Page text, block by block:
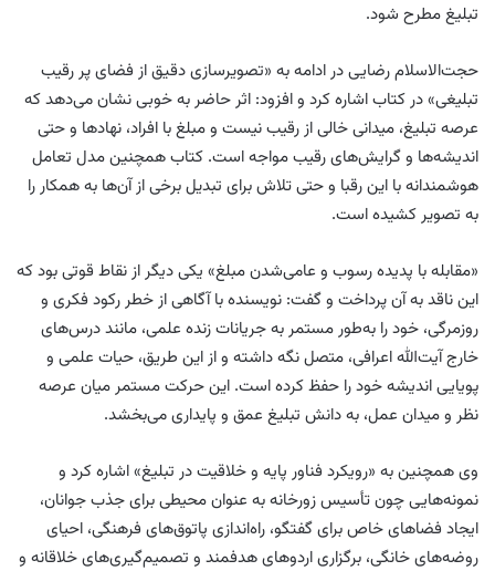
تبلیغ مطرح شود.
حجت‌الاسلام رضایی در ادامه به «تصویرسازی دقیق از فضای پر رقیب
تبلیغی» در کتاب اشاره کرد و افزود: اثر حاضر به خوبی نشان می‌دهد که
عرصه تبلیغ، میدانی خالی از رقیب نیست و مبلغ با افراد، نهادها و حتی
اندیشه‌ها و گرایش‌های رقیب مواجه است. کتاب همچنین مدل تعامل
هوشمندانه با این رقبا و حتی تلاش برای تبدیل برخی از آن‌ها به همکار را
به تصویر کشیده است.
«مقابله با پدیده رسوب و عامی‌شدن مبلغ» یکی دیگر از نقاط قوتی بود که
این ناقد به آن پرداخت و گفت: نویسنده با آگاهی از خطر رکود فکری و
روزمرگی، خود را به‌طور مستمر به جریانات زنده علمی، مانند درس‌های
خارج آیت‌الله اعرافی، متصل نگه داشته و از این طریق، حیات علمی و
پویایی اندیشه خود را حفظ کرده است. این حرکت مستمر میان عرصه
نظر و میدان عمل، به دانش تبلیغ عمق و پایداری می‌بخشد.
وی همچنین به «رویکرد فناور پایه و خلاقیت در تبلیغ» اشاره کرد و
نمونه‌هایی چون تأسیس زورخانه به عنوان محیطی برای جذب جوانان،
ایجاد فضاهای خاص برای گفتگو، راه‌اندازی پاتوق‌های فرهنگی، احیای
روضه‌های خانگی، برگزاری اردوهای هدفمند و تصمیم‌گیری‌های خلاقانه و